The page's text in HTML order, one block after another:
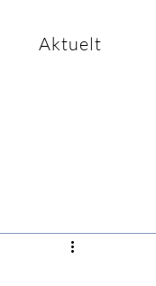
Aktuelt